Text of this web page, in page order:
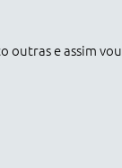
outras e assim vou